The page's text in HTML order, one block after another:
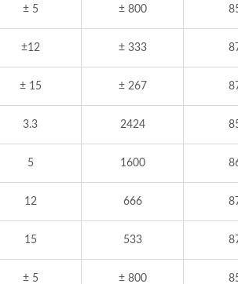
± 5 ± 800
±12 ± 333
± 15 ± 267
3.3 2424
5 1600
12 666
15 533
± 5 ± 800